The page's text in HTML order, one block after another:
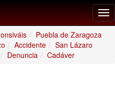
Puebla de Zaragoza
Accidente
San Lázaro
Denuncia Cadáver